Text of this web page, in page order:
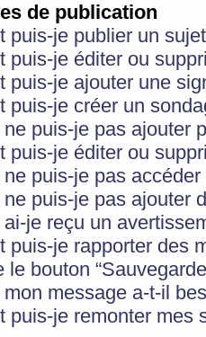
de publication
puis-je publier un
puis-je éditer ou
puis-je ajouter une
puis-je créer un
puis-je pas ajouter
puis-je éditer ou
puis-je pas
puis-je pas ajouter
je reçu un
puis-je rapporter des
le bouton
message a-t-il
puis-je remonter mes